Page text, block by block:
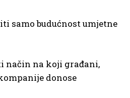
samo budućnost umjetne
način na koji građani,
donose